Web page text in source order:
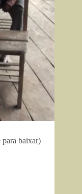
baixar)